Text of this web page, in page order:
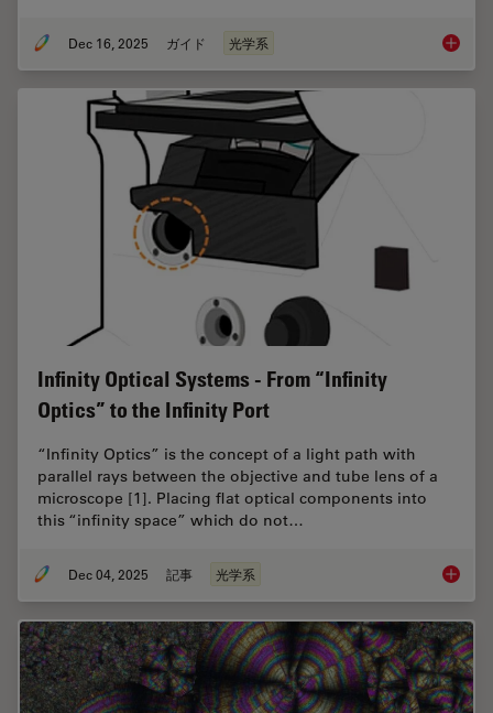
Dec 16, 2025 ガイド 光学系 Factors
Infinity Optical Systems - From “Infinity
Optics” to the Infinity Port
“Infinity Optics” is the concept of a light path with
parallel rays between the objective and tube lens of a
microscope [1]. Placing flat optical components into
this “infinity space” which do not…
Dec 04, 2025 記事 光学系 Infinity